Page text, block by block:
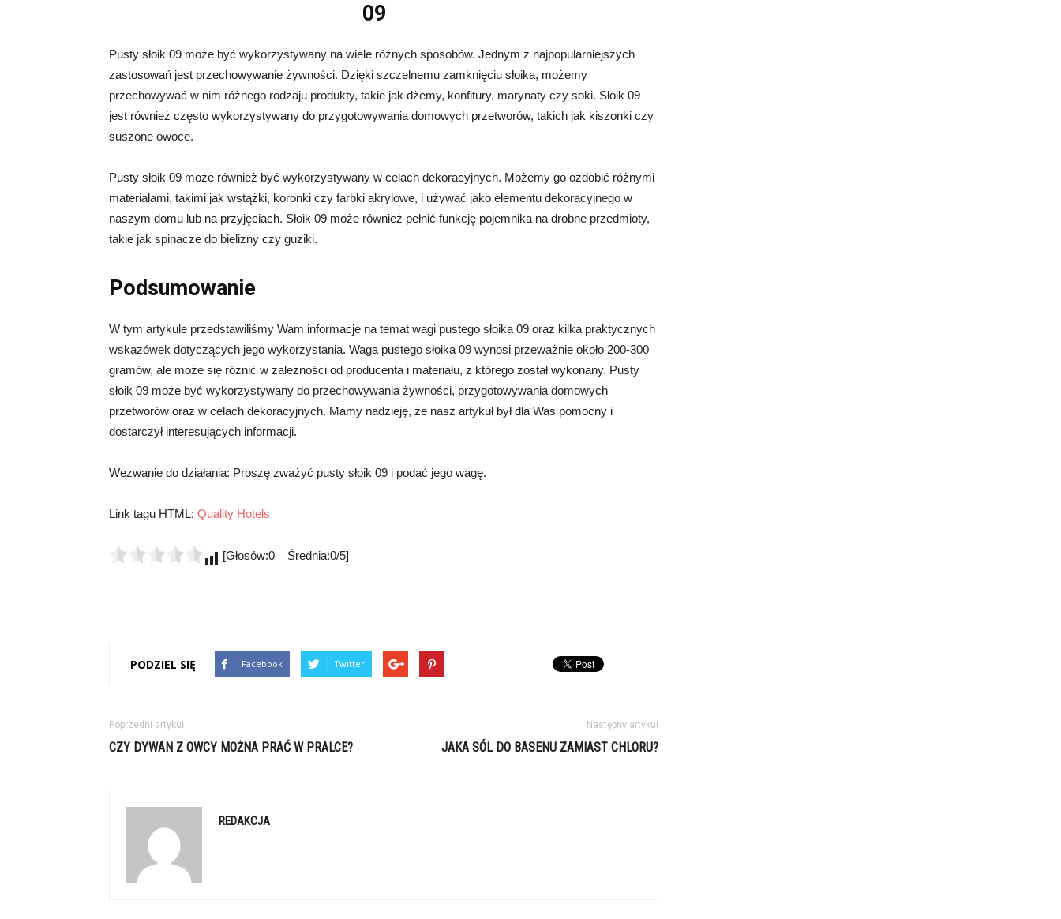
09
Pusty słoik 09 może być wykorzystywany na wiele różnych sposobów. Jednym z najpopularniejszych
zastosowań jest przechowywanie żywności. Dzięki szczelnemu zamknięciu słoika, możemy
przechowywać w nim różnego rodzaju produkty, takie jak dżemy, konfitury, marynaty czy soki. Słoik 09
jest również często wykorzystywany do przygotowywania domowych przetworów, takich jak kiszonki czy
suszone owoce.
Pusty słoik 09 może również być wykorzystywany w celach dekoracyjnych. Możemy go ozdobić różnymi
materiałami, takimi jak wstążki, koronki czy farbki akrylowe, i używać jako elementu dekoracyjnego w
naszym domu lub na przyjęciach. Słoik 09 może również pełnić funkcję pojemnika na drobne przedmioty,
takie jak spinacze do bielizny czy guziki.
Podsumowanie
W tym artykule przedstawiliśmy Wam informacje na temat wagi pustego słoika 09 oraz kilka praktycznych
wskazówek dotyczących jego wykorzystania. Waga pustego słoika 09 wynosi przeważnie około 200-300
gramów, ale może się różnić w zależności od producenta i materiału, z którego został wykonany. Pusty
słoik 09 może być wykorzystywany do przechowywania żywności, przygotowywania domowych
przetworów oraz w celach dekoracyjnych. Mamy nadzieję, że nasz artykuł był dla Was pomocny i
dostarczył interesujących informacji.
Wezwanie do działania: Proszę zważyć pusty słoik 09 i podać jego wagę.
Link tagu HTML: Quality Hotels
[Głosów:0 Średnia:0/5]
PODZIEL SIĘ Facebook Twitter
Poprzedni artykuł
CZY DYWAN Z OWCY MOŻNA PRAĆ W PRALCE?
Następny artykuł
JAKA SÓL DO BASENU ZAMIAST CHLORU?
REDAKCJA